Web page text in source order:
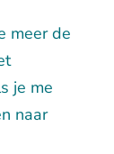
meer de
je me
naar